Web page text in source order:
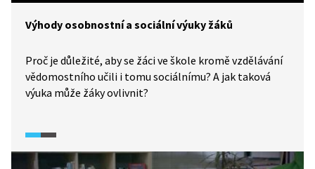
Výhody osobnostní a sociální výuky žáků
Proč je důležité, aby se žáci ve škole kromě vzdělávání
vědomostního učili i tomu sociálnímu? A jak taková
výuka může žáky ovlivnit?